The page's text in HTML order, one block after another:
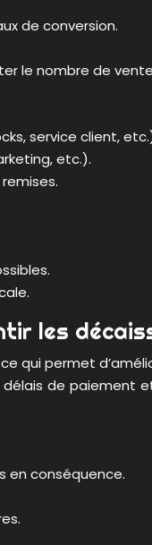
de conversion.
le nombre de
service client,
etc.).
les
qui permet
délais de
en conséquence.